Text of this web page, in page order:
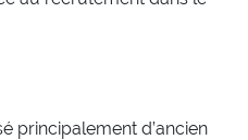
principalement d’ancien